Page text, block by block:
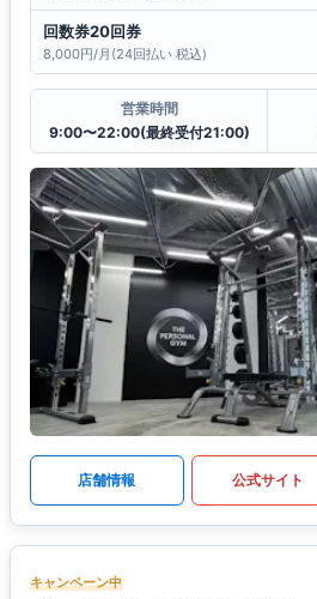
回数券20回券
8,000円/月(24回払い 税込)
営業時間
9:00〜22:00(最終受付21:00)
店舗情報 公式サイト
キャンペーン中